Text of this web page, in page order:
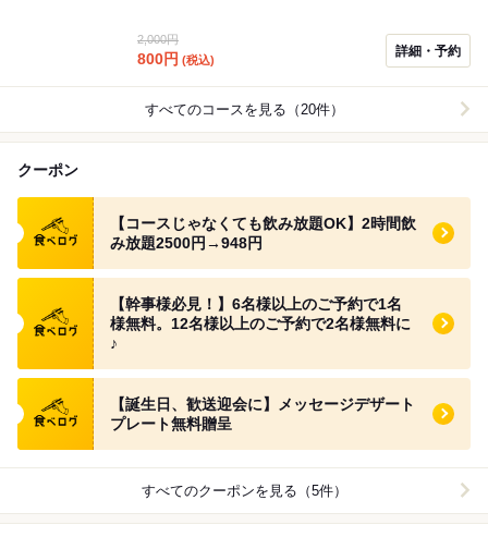
2,000円
800円 (税込)
詳細・予約
すべてのコースを見る（20件）
クーポン
食べログ クーポン
【コースじゃなくても飲み放題OK】2時間飲
み放題2500円→948円
食べログ クーポン
【幹事様必見！】6名様以上のご予約で1名
様無料。12名様以上のご予約で2名様無料に
♪
食べログ クーポン
【誕生日、歓送迎会に】メッセージデザート
プレート無料贈呈
すべてのクーポンを見る（5件）